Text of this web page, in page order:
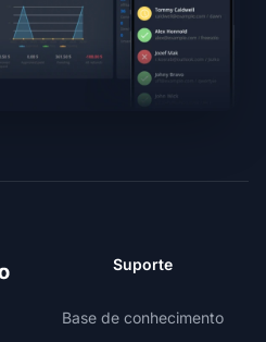
Suporte
Base de conhecimento